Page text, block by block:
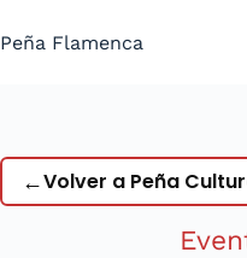
al
Peña Flamenca
←Volver a Peña